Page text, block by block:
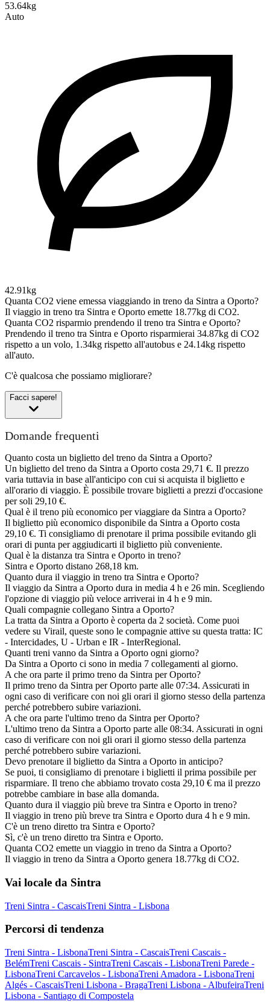
53.64kg
Auto
42.91kg
Quanta CO2 viene emessa viaggiando in treno da Sintra a Oporto?
Il viaggio in treno tra Sintra e Oporto emette 18.77kg di CO2.
Quanta CO2 risparmio prendendo il treno tra Sintra e Oporto?
Prendendo il treno tra Sintra e Oporto risparmierai 34.87kg di CO2
rispetto a un volo, 1.34kg rispetto all'autobus e 24.14kg rispetto
all'auto.
C'è qualcosa che possiamo migliorare?
Facci sapere!
Domande frequenti
Quanto costa un biglietto del treno da Sintra a Oporto?
Un biglietto del treno da Sintra a Oporto costa 29,71 €. Il prezzo
varia tuttavia in base all'anticipo con cui si acquista il biglietto e
all'orario di viaggio. È possibile trovare biglietti a prezzi d'occasione
per soli 29,10 €.
Qual è il treno più economico per viaggiare da Sintra a Oporto?
Il biglietto più economico disponibile da Sintra a Oporto costa
29,10 €. Ti consigliamo di prenotare il prima possibile evitando gli
orari di punta per aggiudicarti il biglietto più conveniente.
Qual è la distanza tra Sintra e Oporto in treno?
Sintra e Oporto distano 268,18 km.
Quanto dura il viaggio in treno tra Sintra e Oporto?
Il viaggio da Sintra a Oporto dura in media 4 h e 26 min. Scegliendo
l'opzione di viaggio più veloce arriverai in 4 h e 9 min.
Quali compagnie collegano Sintra a Oporto?
La tratta da Sintra a Oporto è coperta da 2 società. Come puoi
vedere su Virail, queste sono le compagnie attive su questa tratta: IC
- Intercidades, U - Urban e IR - InterRegional.
Quanti treni vanno da Sintra a Oporto ogni giorno?
Da Sintra a Oporto ci sono in media 7 collegamenti al giorno.
A che ora parte il primo treno da Sintra per Oporto?
Il primo treno da Sintra per Oporto parte alle 07:34. Assicurati in
ogni caso di verificare con noi gli orari il giorno stesso della partenza
perché potrebbero subire variazioni.
A che ora parte l'ultimo treno da Sintra per Oporto?
L'ultimo treno da Sintra a Oporto parte alle 08:34. Assicurati in ogni
caso di verificare con noi gli orari il giorno stesso della partenza
perché potrebbero subire variazioni.
Devo prenotare il biglietto da Sintra a Oporto in anticipo?
Se puoi, ti consigliamo di prenotare i biglietti il prima possibile per
risparmiare. Il treno che abbiamo trovato costa 29,10 € ma il prezzo
potrebbe cambiare in base alla domanda.
Quanto dura il viaggio più breve tra Sintra e Oporto in treno?
Il viaggio in treno più breve tra Sintra e Oporto dura 4 h e 9 min.
C'è un treno diretto tra Sintra e Oporto?
Sì, c'è un treno diretto tra Sintra e Oporto.
Quanta CO2 emette un viaggio in treno da Sintra a Oporto?
Il viaggio in treno da Sintra a Oporto genera 18.77kg di CO2.
Vai locale da Sintra
Treni Sintra - CascaisTreni Sintra - Lisbona
Percorsi di tendenza
Treni Sintra - LisbonaTreni Sintra - CascaisTreni Cascais -
BelémTreni Cascais - SintraTreni Cascais - LisbonaTreni Parede -
LisbonaTreni Carcavelos - LisbonaTreni Amadora - LisbonaTreni
Algés - CascaisTreni Lisbona - BragaTreni Lisbona - AlbufeiraTreni
Lisbona - Santiago di Compostela